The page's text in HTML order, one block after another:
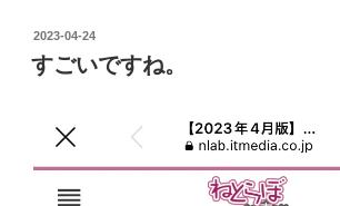
投
稿
日:
2023-04-24
すごいですね。